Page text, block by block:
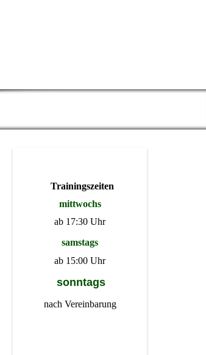
Trainingszeiten
mittwochs
ab 17:30 Uhr
samstags
ab 15:00 Uhr
sonntags
nach Vereinbarung